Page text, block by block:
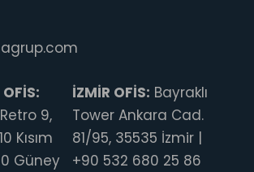
9,
Kısım
Güney
İZMİR OFİS: Bayraklı
Tower Ankara Cad.
81/95, 35535 İzmir |
+90 532 680 25 86